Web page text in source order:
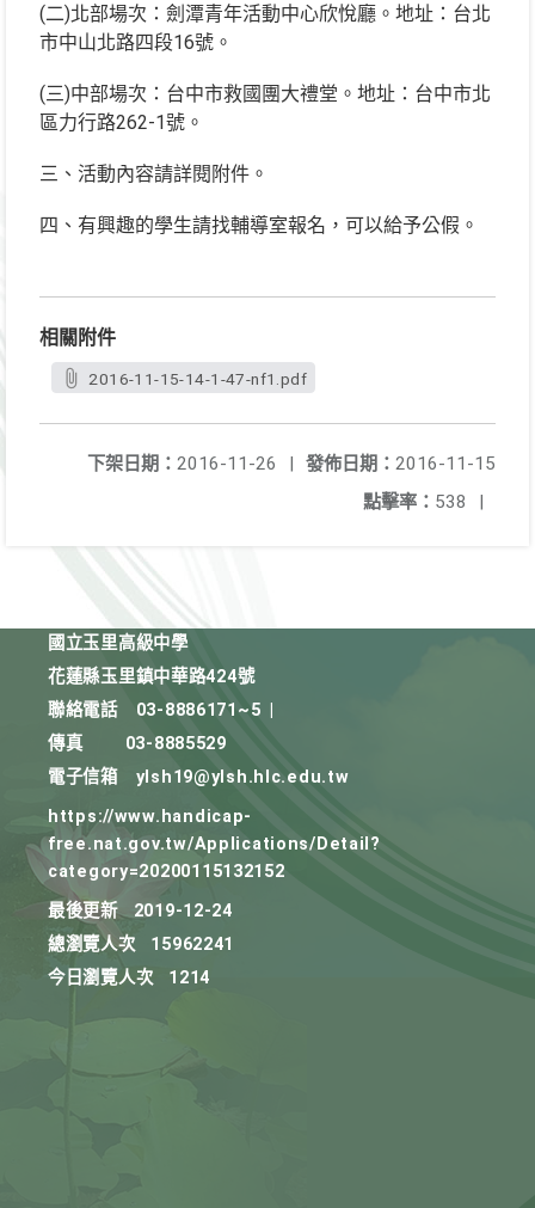
(二)北部場次：劍潭青年活動中心欣悅廳。地址：台北
市中山北路四段16號。
(三)中部場次：台中市救國團大禮堂。地址：台中市北
區力行路262-1號。
三、活動內容請詳閱附件。
四、有興趣的學生請找輔導室報名，可以給予公假。
相關附件
2016-11-15-14-1-47-nf1.pdf
發佈日期： 2016-11-15
下架日期： 2016-11-26
|
點擊率： 538 |
國立玉里高級中學
花蓮縣玉里鎮中華路424號
聯絡電話
03-8886171~5
傳真
03-8885529
電子信箱
ylsh19@ylsh.hlc.edu.tw
https://www.handicap-
free.nat.gov.tw/Applications/Detail?
category=20200115132152
最後更新
2019-12-24
總瀏覽人次
15962241
今日瀏覽人次
1214